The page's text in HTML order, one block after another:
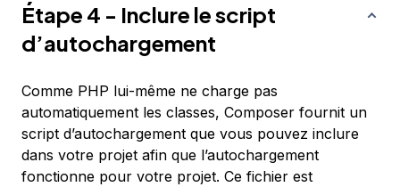
Étape 4 - Inclure le script
d’autochargement
Comme PHP lui-même ne charge pas
automatiquement les classes, Composer fournit un
script d’autochargement que vous pouvez inclure
dans votre projet afin que l’autochargement
fonctionne pour votre projet. Ce fichier est